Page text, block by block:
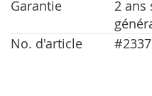
Garantie
2 ans
No. d'article